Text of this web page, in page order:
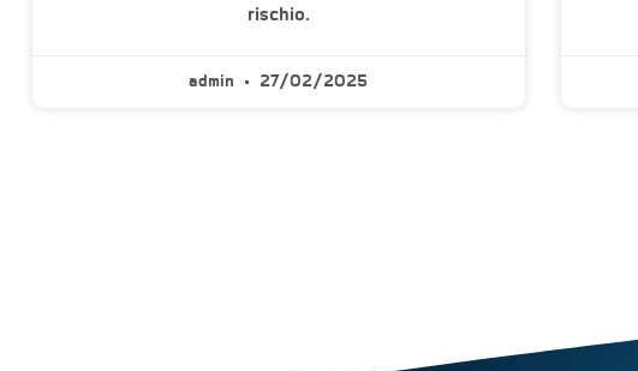
rischio.
admin 27/02/2025